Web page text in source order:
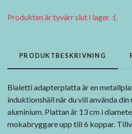
Produkten är tyvärr slut i lager. :(
PRODUKTBESKRIVNING
Bialetti adapterplatta är en
induktionshäll när du vill använda
aluminium. Plattan är 13 cm i
mokabryggare upp till 6 koppar.